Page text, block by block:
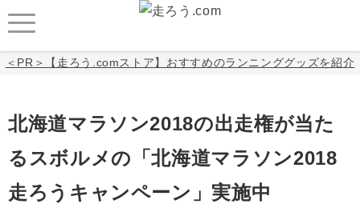
＜PR＞【走ろう.comストア】おすすめのランニンググッズを紹介
北海道マラソン2018の出走権が当た
るスボルメの「北海道マラソン2018
走ろうキャンペーン」実施中